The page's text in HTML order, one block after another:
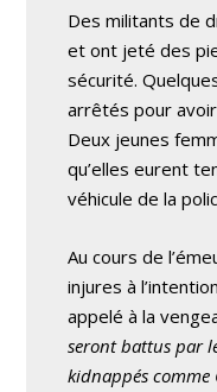
Des militants de
et ont jeté des
sécurité.
arrêtés pour
Deux jeunes
qu’elles eurent
véhicule de la
Au cours de
injures à
appelé à la
seront battus par
kidnappés comme